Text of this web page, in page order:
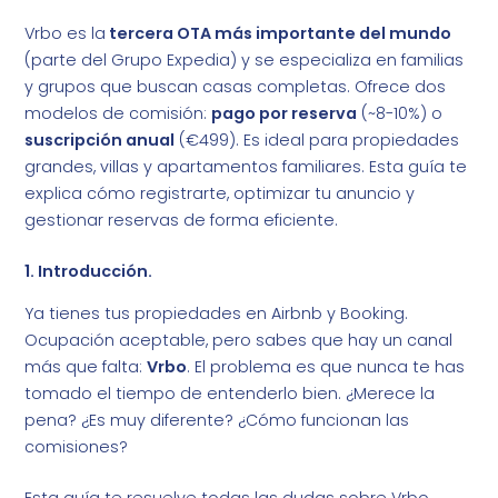
Vrbo es la tercera OTA más importante del mundo
(parte del Grupo Expedia) y se especializa en familias
y grupos que buscan casas completas. Ofrece dos
modelos de comisión: pago por reserva (~8-10%) o
suscripción anual (€499). Es ideal para propiedades
grandes, villas y apartamentos familiares. Esta guía te
explica cómo registrarte, optimizar tu anuncio y
gestionar reservas de forma eficiente.
1. Introducción.
Ya tienes tus propiedades en Airbnb y Booking.
Ocupación aceptable, pero sabes que hay un canal
más que falta:Vrbo. El problema es que nunca te has
tomado el tiempo de entenderlo bien. ¿Merece la
pena? ¿Es muy diferente? ¿Cómo funcionan las
comisiones?